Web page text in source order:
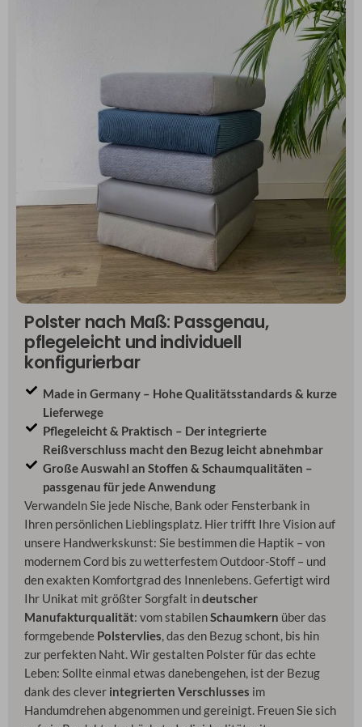
Polster nach Maß: Passgenau,
pflegeleicht und individuell
konfigurierbar
Made in Germany – Hohe Qualitätsstandards & kurze
Lieferwege
Pflegeleicht & Praktisch – Der integrierte
Reißverschluss macht den Bezug leicht abnehmbar
Große Auswahl an Stoffen & Schaumqualitäten –
passgenau für jede Anwendung
Verwandeln Sie jede Nische, Bank oder Fensterbank in
Ihren persönlichen Lieblingsplatz. Hier trifft Ihre Vision auf
unsere Handwerkskunst: Sie bestimmen die Haptik – von
modernem Cord bis zu wetterfestem Outdoor-Stoff – und
den exakten Komfortgrad des Innenlebens. Gefertigt wird
Ihr Unikat mit größter Sorgfalt indeutscher
Manufakturqualität: vom stabilenSchaumkern über das
formgebende Polstervlies, das den Bezug schont, bis hin
zur perfekten Naht. Wir gestalten Polster für das echte
Leben: Sollte einmal etwas danebengehen, ist der Bezug
dank des clever integrierten Verschlusses im
Handumdrehen abgenommen und gereinigt. Freuen Sie sich